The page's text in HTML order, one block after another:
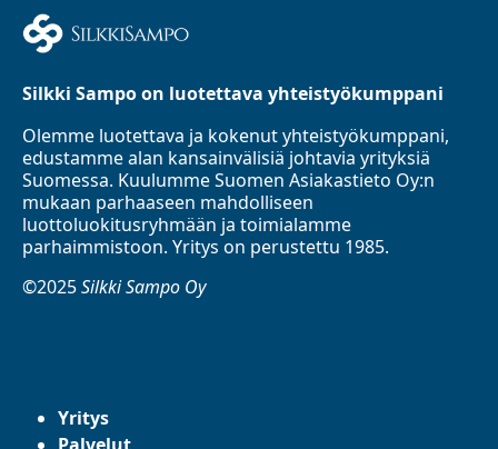
Silkki Sampo on luotettava yhteistyökumppani
Olemme luotettava ja kokenut yhteistyökumppani,
edustamme alan kansainvälisiä johtavia yrityksiä
Suomessa. Kuulumme Suomen Asiakastieto Oy:n
mukaan parhaaseen mahdolliseen
luottoluokitusryhmään ja toimialamme
parhaimmistoon. Yritys on perustettu 1985.
©2025Silkki Sampo Oy
Yritys